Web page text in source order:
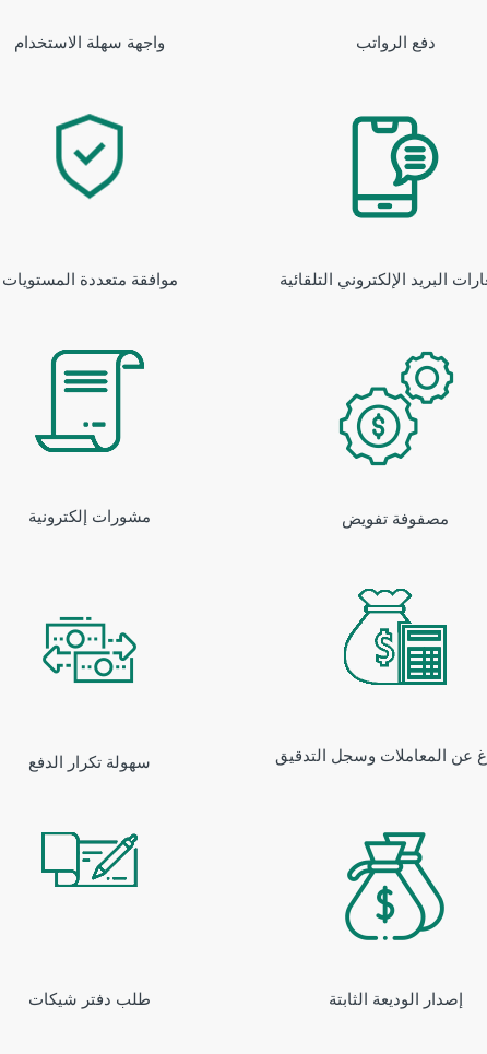
دفع الرواتب واجهة سهلة الاستخدام
البريد الإلكتروني التلقائية موافقة متعددة المستويات
مصفوفة تفويض مشورات إلكترونية
عن المعاملات وسجل التدقيق سهولة تكرار الدفع
إصدار الوديعة الثابتة طلب دفتر شيكات